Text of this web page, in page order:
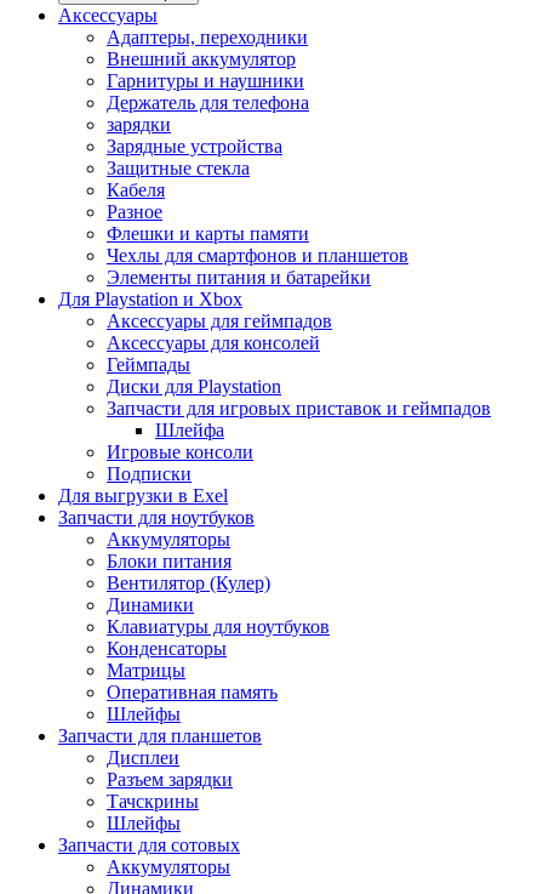
Аксессуары
Адаптеры, переходники
Внешний аккумулятор
Гарнитуры и наушники
Держатель для телефона
зарядки
Зарядные устройства
Защитные стекла
Кабеля
Разное
Флешки и карты памяти
Чехлы для смартфонов и планшетов
Элементы питания и батарейки
Для Playstation и Xbox
Аксессуары для геймпадов
Аксессуары для консолей
Геймпады
Диски для Playstation
Запчасти для игровых приставок и геймпадов
Шлейфа
Игровые консоли
Подписки
Для выгрузки в Exel
Запчасти для ноутбуков
Аккумуляторы
Блоки питания
Вентилятор (Кулер)
Динамики
Клавиатуры для ноутбуков
Конденсаторы
Матрицы
Оперативная память
Шлейфы
Запчасти для планшетов
Дисплеи
Разъем зарядки
Тачскрины
Шлейфы
Запчасти для сотовых
Аккумуляторы
Динамики